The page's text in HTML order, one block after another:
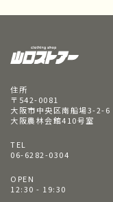
住所
〒542-0081
大阪市中央区南船場3-2-6
大阪農林会館410号室
TEL
06-6282-0304
OPEN
12:30 - 19:30